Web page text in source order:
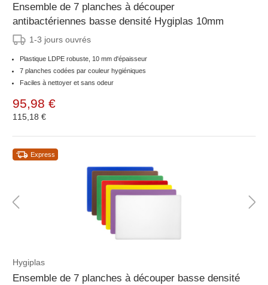
Ensemble de 7 planches à découper
antibactériennes basse densité Hygiplas 10mm
1-3 jours ouvrés
Plastique LDPE robuste, 10 mm d'épaisseur
7 planches codées par couleur hygiéniques
Faciles à nettoyer et sans odeur
95,98 €
115,18 €
Express
Hygiplas
Ensemble de 7 planches à découper basse densité